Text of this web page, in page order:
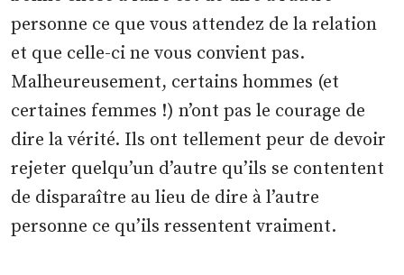
personne ce que vous attendez de la relation
et que celle-ci ne vous convient pas.
Malheureusement, certains hommes (et
certaines femmes !) n’ont pas le courage de
dire la vérité. Ils ont tellement peur de devoir
rejeter quelqu’un d’autre qu’ils se contentent
de disparaître au lieu de dire à l’autre
personne ce qu’ils ressentent vraiment.